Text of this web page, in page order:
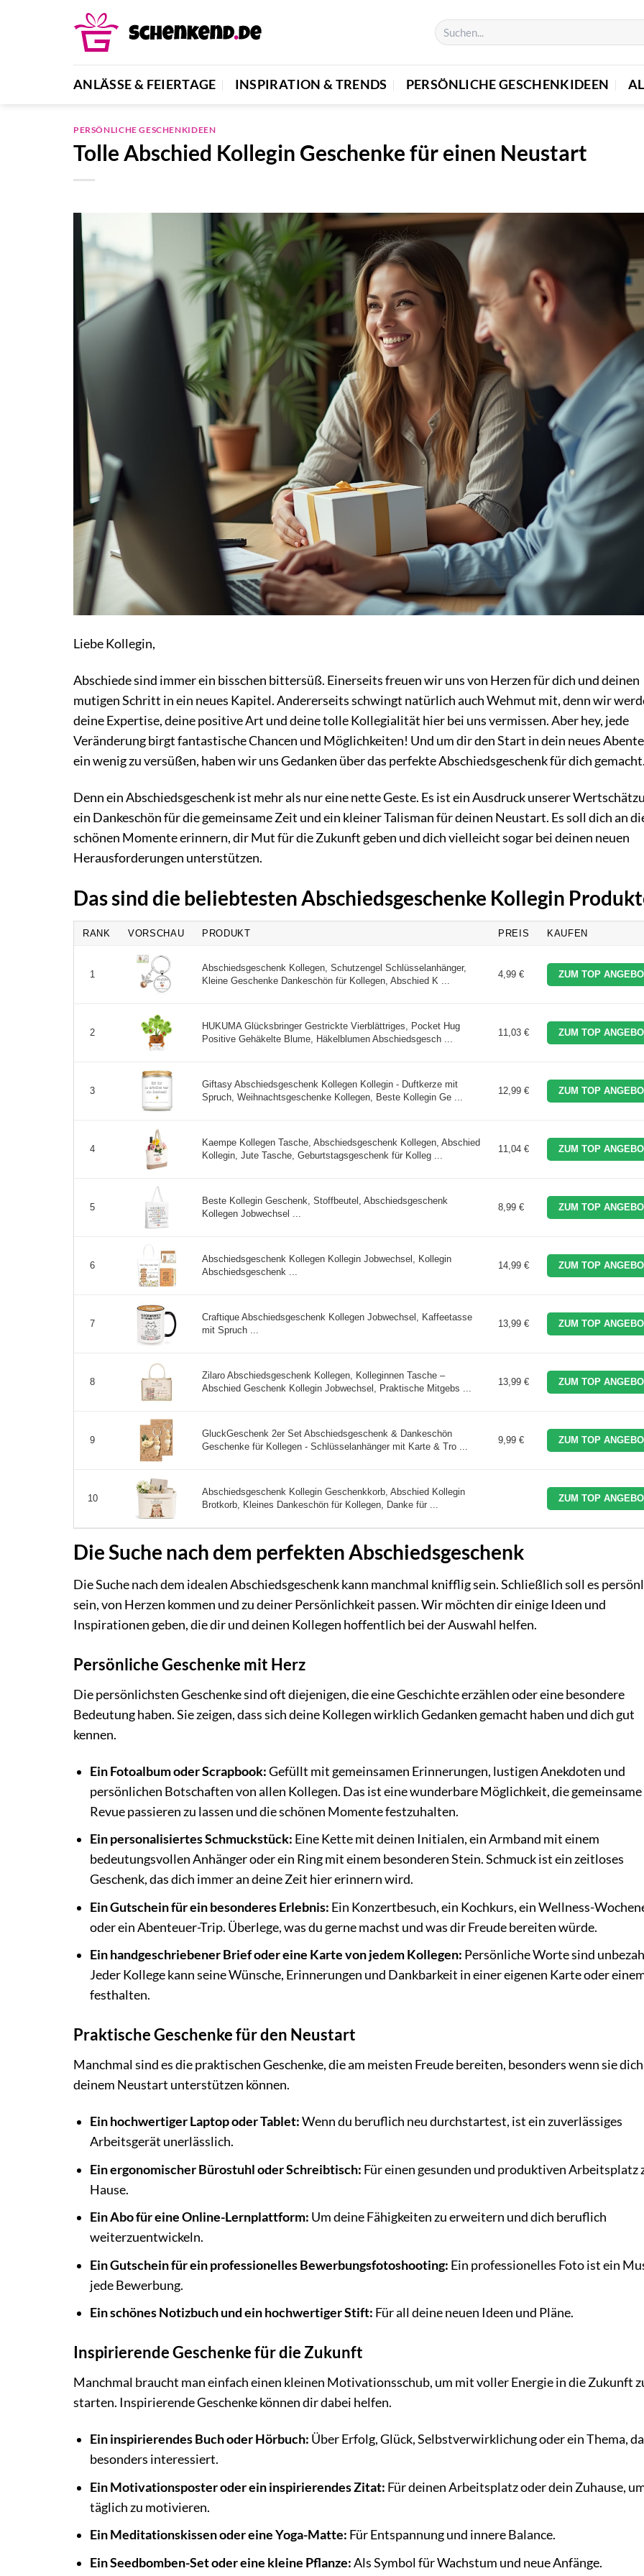
ANLÄSSE & FEIERTAGE INSPIRATION & TRENDS PERSÖNLICHE GESCHENKIDEEN
PERSÖNLICHE GESCHENKIDEEN
Tolle Abschied Kollegin Geschenke für einen Neustart
Liebe Kollegin,
Abschiede sind immer ein bisschen bittersüß. Einerseits freuen wir uns von Herzen für dich und deinen
mutigen Schritt in ein neues Kapitel. Andererseits schwingt natürlich auch Wehmut mit, denn wir
deine Expertise, deine positive Art und deine tolle Kollegialität hier bei uns vermissen. Aber hey, jede
Veränderung birgt fantastische Chancen und Möglichkeiten! Und um dir den Start in dein neues
ein wenig zu versüßen, haben wir uns Gedanken über das perfekte Abschiedsgeschenk für dich gemacht.
Denn ein Abschiedsgeschenk ist mehr als nur eine nette Geste. Es ist ein Ausdruck unserer
ein Dankeschön für die gemeinsame Zeit und ein kleiner Talisman für deinen Neustart. Es soll dich an
schönen Momente erinnern, dir Mut für die Zukunft geben und dich vielleicht sogar bei deinen neuen
Herausforderungen unterstützen.
Das sind die beliebtesten Abschiedsgeschenke Kollegin
RANK VORSCHAU PRODUKT PREIS KAUFEN
1
Abschiedsgeschenk Kollegen, Schutzengel Schlüsselanhänger,
Kleine Geschenke Dankeschön für Kollegen, Abschied K ...
4,99 € ZUM TOP
2
HUKUMA Glücksbringer Gestrickte Vierblättriges, Pocket Hug
Positive Gehäkelte Blume, Häkelblumen Abschiedsgesch ...
11,03 € ZUM TOP
3
Giftasy Abschiedsgeschenk Kollegen Kollegin - Duftkerze mit
Spruch, Weihnachtsgeschenke Kollegen, Beste Kollegin Ge ...
12,99 € ZUM TOP
4
Kaempe Kollegen Tasche, Abschiedsgeschenk Kollegen, Abschied
Kollegin, Jute Tasche, Geburtstagsgeschenk für Kolleg ...
11,04 € ZUM TOP
5
Beste Kollegin Geschenk, Stoffbeutel, Abschiedsgeschenk
Kollegen Jobwechsel ...
8,99 € ZUM TOP
6
Abschiedsgeschenk Kollegen Kollegin Jobwechsel, Kollegin
Abschiedsgeschenk ...
14,99 € ZUM TOP
7
Craftique Abschiedsgeschenk Kollegen Jobwechsel, Kaffeetasse
mit Spruch ...
13,99 € ZUM TOP
8
Zilaro Abschiedsgeschenk Kollegen, Kolleginnen Tasche –
Abschied Geschenk Kollegin Jobwechsel, Praktische Mitgebs ...
13,99 € ZUM TOP
9
GluckGeschenk 2er Set Abschiedsgeschenk & Dankeschön
Geschenke für Kollegen - Schlüsselanhänger mit Karte & Tro ...
9,99 € ZUM TOP
10
Abschiedsgeschenk Kollegin Geschenkkorb, Abschied Kollegin
Brotkorb, Kleines Dankeschön für Kollegen, Danke für ...
ZUM TOP
Die Suche nach dem perfekten Abschiedsgeschenk
Die Suche nach dem idealen Abschiedsgeschenk kann manchmal knifflig sein. Schließlich soll es
sein, von Herzen kommen und zu deiner Persönlichkeit passen. Wir möchten dir einige Ideen und
Inspirationen geben, die dir und deinen Kollegen hoffentlich bei der Auswahl helfen.
Persönliche Geschenke mit Herz
Die persönlichsten Geschenke sind oft diejenigen, die eine Geschichte erzählen oder eine besondere
Bedeutung haben. Sie zeigen, dass sich deine Kollegen wirklich Gedanken gemacht haben und dich gut
kennen.
Ein Fotoalbum oder Scrapbook:Gefüllt mit gemeinsamen Erinnerungen, lustigen Anekdoten und
persönlichen Botschaften von allen Kollegen. Das ist eine wunderbare Möglichkeit, die
Revue passieren zu lassen und die schönen Momente festzuhalten.
Ein personalisiertes Schmuckstück: Eine Kette mit deinen Initialen, ein Armband mit einem
bedeutungsvollen Anhänger oder ein Ring mit einem besonderen Stein. Schmuck ist ein zeitloses
Geschenk, das dich immer an deine Zeit hier erinnern wird.
Ein Gutschein für ein besonderes Erlebnis: Ein Konzertbesuch, ein Kochkurs, ein Wellness-
oder ein Abenteuer-Trip. Überlege, was du gerne machst und was dir Freude bereiten würde.
Ein handgeschriebener Brief oder eine Karte von jedem Kollegen: Persönliche Worte sind
Jeder Kollege kann seine Wünsche, Erinnerungen und Dankbarkeit in einer eigenen Karte oder
festhalten.
Praktische Geschenke für den Neustart
Manchmal sind es die praktischen Geschenke, die am meisten Freude bereiten, besonders wenn sie
deinem Neustart unterstützen können.
Ein hochwertiger Laptop oder Tablet:Wenn du beruflich neu durchstartest, ist ein zuverlässiges
Arbeitsgerät unerlässlich.
Ein ergonomischer Bürostuhl oder Schreibtisch: Für einen gesunden und produktiven Arbeitsplatz
Hause.
Ein Abo für eine Online-Lernplattform: Um deine Fähigkeiten zu erweitern und dich beruflich
weiterzuentwickeln.
Ein Gutschein für ein professionelles Bewerbungsfotoshooting: Ein professionelles Foto ist ein
jede Bewerbung.
Ein schönes Notizbuch und ein hochwertiger Stift: Für all deine neuen Ideen und Pläne.
Inspirierende Geschenke für die Zukunft
Manchmal braucht man einfach einen kleinen Motivationsschub, um mit voller Energie in die Zukunft
starten. Inspirierende Geschenke können dir dabei helfen.
Ein inspirierendes Buch oder Hörbuch: Über Erfolg, Glück, Selbstverwirklichung oder ein Thema,
besonders interessiert.
Ein Motivationsposter oder ein inspirierendes Zitat: Für deinen Arbeitsplatz oder dein Zuhause,
täglich zu motivieren.
Ein Meditationskissen oder eine Yoga-Matte: Für Entspannung und innere Balance.
Ein Seedbomben-Set oder eine kleine Pflanze:Als Symbol für Wachstum und neue Anfänge.